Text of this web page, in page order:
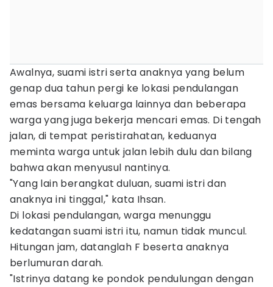
Awalnya, suami istri serta anaknya yang belum
genap dua tahun pergi ke lokasi pendulangan
emas bersama keluarga lainnya dan beberapa
warga yang juga bekerja mencari emas. Di tengah
jalan, di tempat peristirahatan, keduanya
meminta warga untuk jalan lebih dulu dan bilang
bahwa akan menyusul nantinya.
"Yang lain berangkat duluan, suami istri dan
anaknya ini tinggal," kata Ihsan.
Di lokasi pendulangan, warga menunggu
kedatangan suami istri itu, namun tidak muncul.
Hitungan jam, datanglah F beserta anaknya
berlumuran darah.
"Istrinya datang ke pondok pendulungan dengan